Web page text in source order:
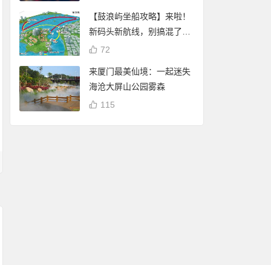
【鼓浪屿坐船攻略】来啦！
新码头新航线，别搞混了
哦！72
来厦门最美仙境：一起迷失
海沧大屏山公园雾森
115